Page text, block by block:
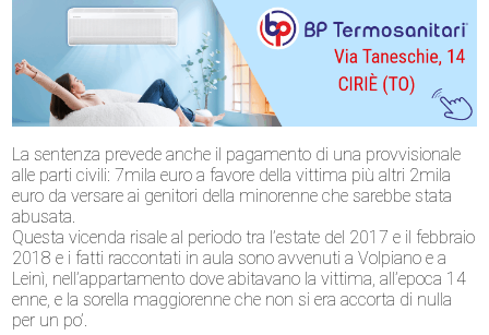
La sentenza prevede anche il pagamento di una provvisionale
alle parti civili: 7mila euro a favore della vittima più altri 2mila
euro da versare ai genitori della minorenne che sarebbe stata
abusata.
Questa vicenda risale al periodo tra l’estate del 2017 e il febbraio
2018 e i fatti raccontati in aula sono avvenuti a Volpiano e a
Leinì, nell’appartamento dove abitavano la vittima, all’epoca 14
enne, e la sorella maggiorenne che non si era accorta di nulla
per un po’.